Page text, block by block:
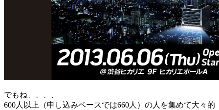
でもね、、、、
600人以上（申し込みベースでは660人）の人を集めて大々的